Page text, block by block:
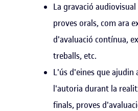
La gravació
proves orals, com ara
d'avaluació contínua,
treballs, etc.
L'ús d'eines que ajudin
l'autoria durant la
finals, proves